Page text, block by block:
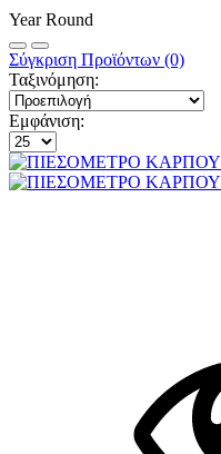
Year Round
Σύγκριση Προϊόντων (0)
Ταξινόμηση:
Εμφάνιση: